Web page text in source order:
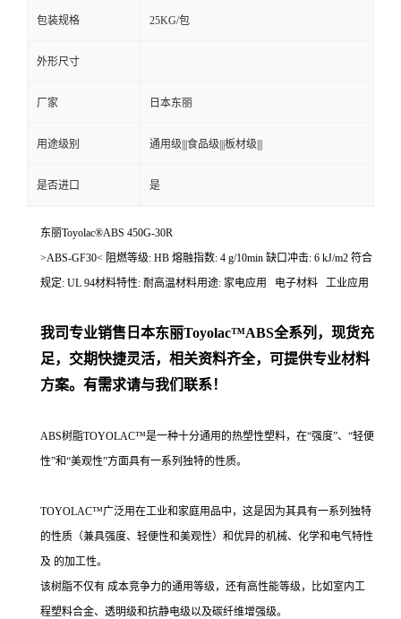
包装规格 25KG/包
外形尺寸
厂家 日本东丽
用途级别 通用级|||食品级|||板材级|||
是否进口 是
东丽Toyolac®ABS 450G-30R
>ABS-GF30< 阻燃等级: HB 熔融指数: 4 g/10min 缺口冲击: 6 kJ/m2 符合
规定: UL 94材料特性: 耐高温材料用途: 家电应用 电子材料 工业应用
我司专业销售日本东丽Toyolac™ABS全系列，现货充
足，交期快捷灵活，相关资料齐全，可提供专业材料
方案。有需求请与我们联系！
ABS树脂TOYOLAC™是一种十分通用的热塑性塑料，在“强度”、“轻便
性”和“美观性”方面具有一系列独特的性质。
TOYOLAC™广泛用在工业和家庭用品中，这是因为其具有一系列独特
的性质（兼具强度、轻便性和美观性）和优异的机械、化学和电气特性
及 的加工性。
该树脂不仅有 成本竞争力的通用等级，还有高性能等级，比如室内工
程塑料合金、透明级和抗静电级以及碳纤维增强级。